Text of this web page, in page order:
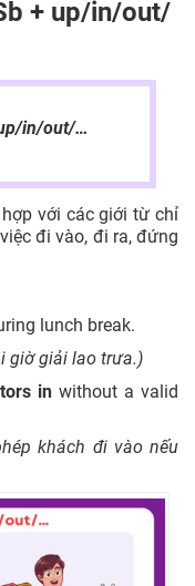
+ up/in/out/
in/out/…
hợp với các giới từ chỉ
đi vào, đi ra, đứng
lunch break.
giờ giải lao trưa.)
inwithout a valid
khách đi vào nếu